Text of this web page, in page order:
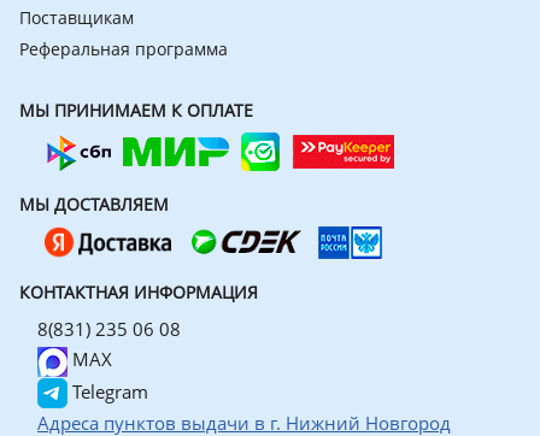
Поставщикам
Реферальная программа
МЫ ПРИНИМАЕМ К ОПЛАТЕ
МЫ ДОСТАВЛЯЕМ
КОНТАКТНАЯ ИНФОРМАЦИЯ
8(831) 235 06 08
MAX
Telegram
Адреса пунктов выдачи в г. Нижний Новгород